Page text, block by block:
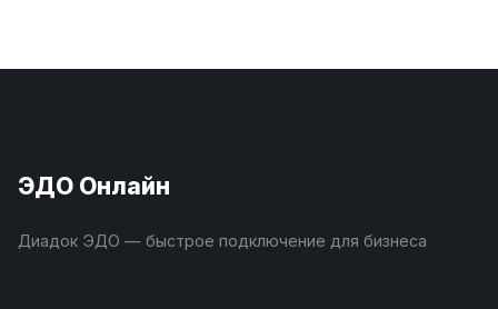
ЭДО Онлайн
Диадок ЭДО — быстрое подключение для бизнеса